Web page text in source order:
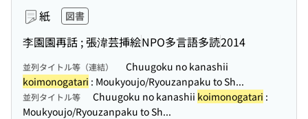
紙 図書
李園園再話 ; 張湋芸挿絵NPO多言語多読2014
並列タイトル等（連結）
Chuugoku no kanashii
koimonogatari : Moukyoujo/Ryouzanpaku to Sh...
並列タイトル等 Chuugoku no kanashii koimonogatari :
Moukyoujo/Ryouzanpaku to Sh...